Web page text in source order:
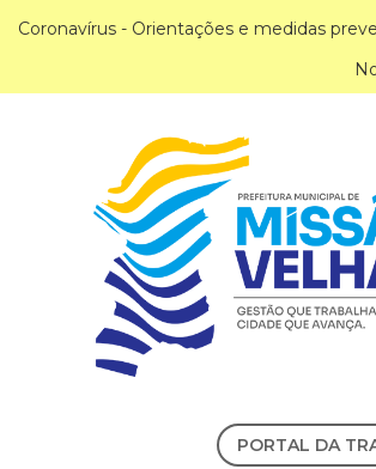
Coronavírus - Orientações e medidas
PORTAL DA